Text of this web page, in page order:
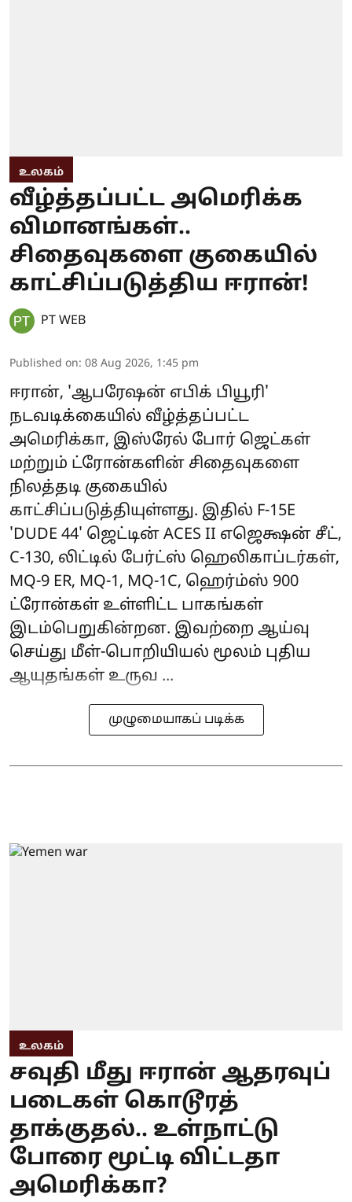
உலகம்
வீழ்த்தப்பட்ட அமெரிக்க
விமானங்கள்..
சிதைவுகளை குகையில்
காட்சிப்படுத்திய ஈரான்!
PT WEB
Published on: 08 Aug 2026, 1:45 pm
ஈரான், 'ஆபரேஷன் எபிக் பியூரி'
நடவடிக்கையில் வீழ்த்தப்பட்ட
அமெரிக்கா, இஸ்ரேல் போர் ஜெட்கள்
மற்றும் ட்ரோன்களின் சிதைவுகளை
நிலத்தடி குகையில்
காட்சிப்படுத்தியுள்ளது. இதில் F-15E
'DUDE 44' ஜெட்டின் ACES II எஜெக்ஷன் சீட்,
C-130, லிட்டில் பேர்ட்ஸ் ஹெலிகாப்டர்கள்,
MQ-9 ER, MQ-1, MQ-1C, ஹெர்ம்ஸ் 900
ட்ரோன்கள் உள்ளிட்ட பாகங்கள்
இடம்பெறுகின்றன. இவற்றை ஆய்வு
செய்து மீள்-பொறியியல் மூலம் புதிய
ஆயுதங்கள் உருவ ...
முழுமையாகப் படிக்க
உலகம்
சவுதி மீது ஈரான் ஆதரவுப்
படைகள் கொடூரத்
தாக்குதல்.. உள்நாட்டு
போரை மூட்டி விட்டதா
அமெரிக்கா?